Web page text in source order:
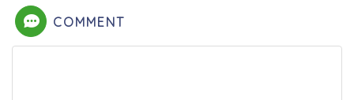
COMMENT